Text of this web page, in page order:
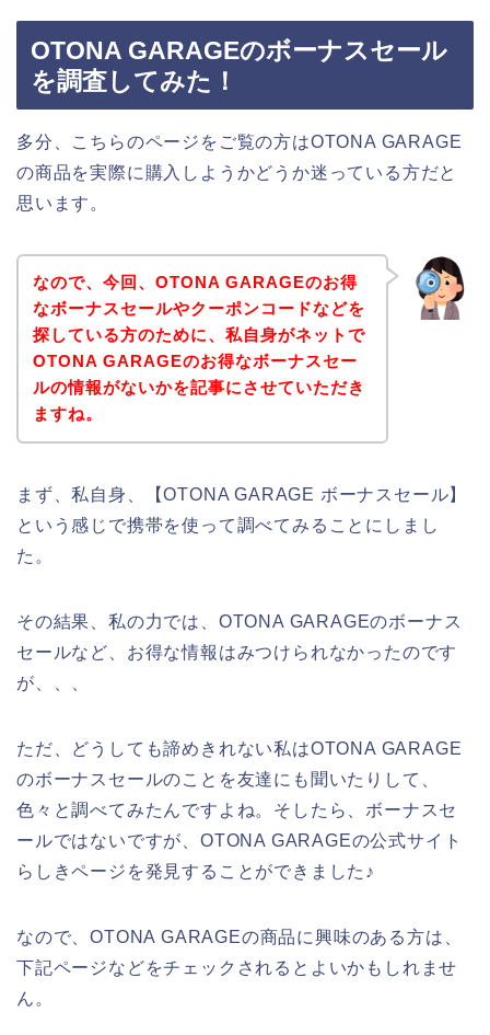
OTONA GARAGEのボーナスセール
を調査してみた！
多分、こちらのページをご覧の方はOTONA GARAGE
の商品を実際に購入しようかどうか迷っている方だと
思います。
なので、今回、OTONA GARAGEのお得
なボーナスセールやクーポンコードなどを
探している方のために、私自身がネットで
OTONA GARAGEのお得なボーナスセー
ルの情報がないかを記事にさせていただき
ますね。
まず、私自身、【OTONA GARAGE ボーナスセール】
という感じで携帯を使って調べてみることにしまし
た。
その結果、私の力では、OTONA GARAGEのボーナス
セールなど、お得な情報はみつけられなかったのです
が、、、
ただ、どうしても諦めきれない私はOTONA GARAGE
のボーナスセールのことを友達にも聞いたりして、
色々と調べてみたんですよね。そしたら、ボーナスセ
ールではないですが、OTONA GARAGEの公式サイト
らしきページを発見することができました♪
なので、OTONA GARAGEの商品に興味のある方は、
下記ページなどをチェックされるとよいかもしれませ
ん。